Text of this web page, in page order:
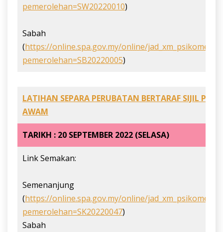
pemerolehan=SW20220010)
Sabah
(https://online.spa.gov.my/online/
pemerolehan=SB20220005)
LATIHAN SEPARA PERUBATAN BERTARAF SIJIL
AWAM
TARIKH : 20 SEPTEMBER 2022 (SELASA)
Link Semakan:
Semenanjung
(https://online.spa.gov.my/online/
pemerolehan=SK20220047)
Sabah